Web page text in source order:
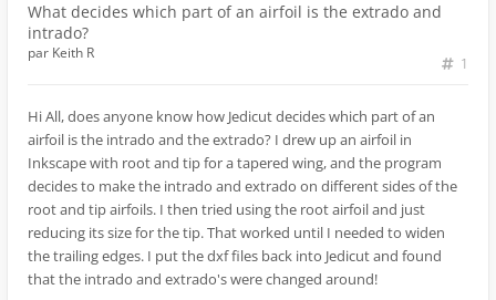
What decides which part of an airfoil is the extrado and
intrado?
1
par Keith R
Hi All, does anyone know how Jedicut decides which part of an
airfoil is the intrado and the extrado? I drew up an airfoil in
Inkscape with root and tip for a tapered wing, and the program
decides to make the intrado and extrado on different sides of the
root and tip airfoils. I then tried using the root airfoil and just
reducing its size for the tip. That worked until I needed to widen
the trailing edges. I put the dxf files back into Jedicut and found
that the intrado and extrado's were changed around!